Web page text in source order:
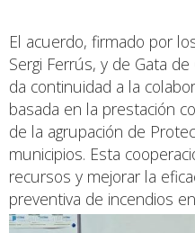
El acuerdo, firmado por
Sergi Ferrús, y de Gata
da continuidad a la
basada en la prestación
de la agrupación de
municipios. Esta
recursos y mejorar la
preventiva de incendios